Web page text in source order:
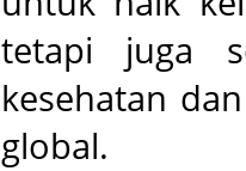
tetapi juga
kesehatan
global.